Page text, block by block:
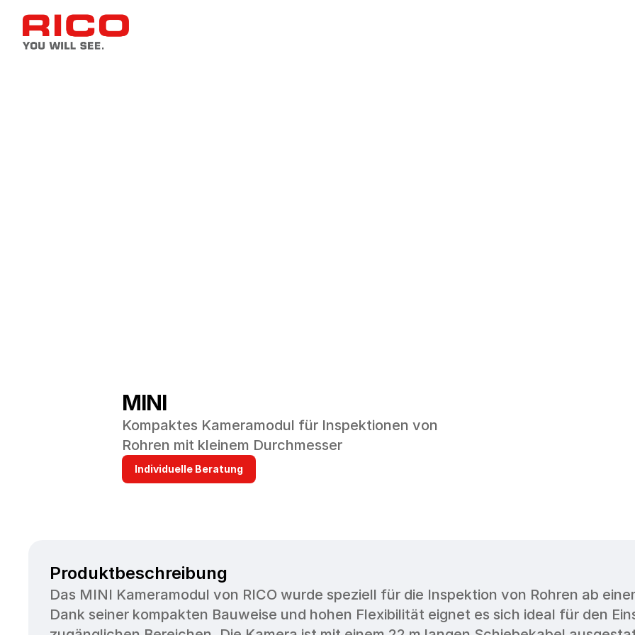
MINI
Kompaktes Kameramodul für Inspektionen von
Rohren mit kleinem Durchmesser
Individuelle Beratung
Produktbeschreibung
Das MINI Kameramodul von RICO wurde speziell für die Inspektion von Rohren ab
Dank seiner kompakten Bauweise und hohen Flexibilität eignet es sich ideal für den